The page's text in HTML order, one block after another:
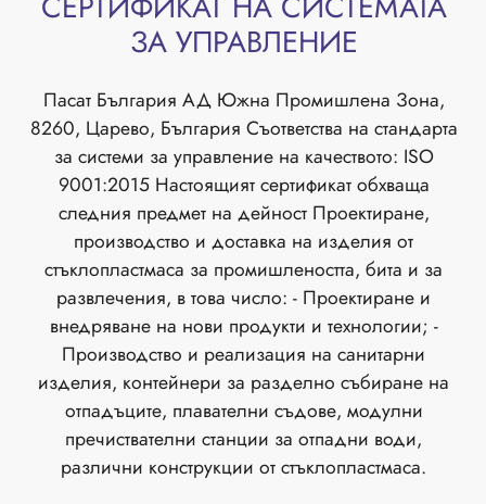
ЗА УПРАВЛЕНИЕ
Пасат България АД Южна Промишлена Зона,
8260, Царево, България Съответства на стандарта
за системи за управление на качеството: ISO
9001:2015 Наcтоящият сертификат обхваща
следния предмет на дейност Проектиране,
производство и доставка на изделия от
стъклопластмаса за промишлеността, бита и за
развлечения, в това число: - Проектиране и
внедряване на нови продукти и технологии; -
Производство и реализация на санитарни
изделия, контейнери за разделно събиране на
отпадъците, плавателни съдове, модулни
пречиствателни станции за отпадни води,
различни конструкции от стъклопластмаса.